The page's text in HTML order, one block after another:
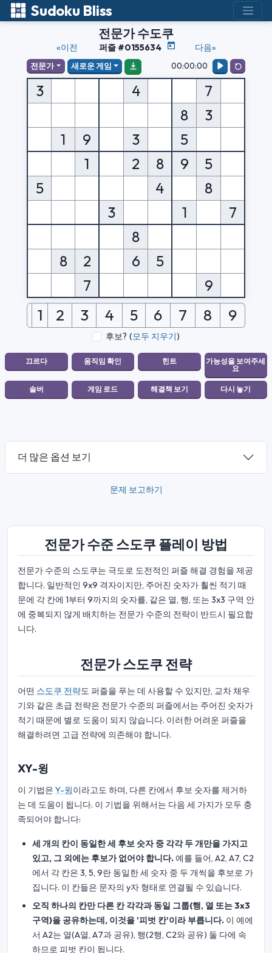
Sudoku Bliss
전문가 수도쿠
«이전 퍼즐 #0155634 다음»
전문가 새로운 게임 00:00:00
3 4
7
8
3
1
9 3
5
1
2 8 9
5
5
4
8
3
1
7
8
8
2 6
5
7
9
1 2 3 4 5 6 7 8 9
후보? (모두 지우기)
더 많은 옵션 보기
문제 보고하기
전문가 수준 스도쿠 플레이 방법
전문가 수준의 스도쿠는 극도로 도전적인 퍼즐 해결 경험을 제공
합니다. 일반적인 9x9 격자이지만, 주어진 숫자가 훨씬 적기 때
문에 각 칸에 1부터 9까지의 숫자를, 같은 열, 행, 또는 3x3 구역 안
에 중복되지 않게 배치하는 전문가 수준의 전략이 반드시 필요합
니다.
전문가 스도쿠 전략
어떤 스도쿠 전략도 퍼즐을 푸는 데 사용할 수 있지만, 교차 채우
기와 같은 초급 전략은 전문가 수준의 퍼즐에서는 주어진 숫자가
적기 때문에 별로 도움이 되지 않습니다. 이러한 어려운 퍼즐을
해결하려면 고급 전략에 의존해야 합니다.
XY-윙
이 기법은 Y-윙이라고도 하며, 다른 칸에서 후보 숫자를 제거하
는 데 도움이 됩니다. 이 기법을 위해서는 다음 세 가지가 모두 충
족되어야 합니다:
세 개의 칸이 동일한 세 후보 숫자 중 각각 두 개만을 가지고
있고, 그 외에는 후보가 없어야 합니다.예를 들어, A2, A7, C2
에서 각 칸은 3, 5, 9란 동일한 세 숫자 중 두 개씩을 후보로 가
집니다. 이 칸들은 문자의 y자 형태로 연결될 수 있습니다.
오직 하나의 칸만 다른 칸 각각과 동일 그룹(행, 열 또는 3x3
구역)을 공유하는데, 이것을 '피벗 칸'이라 부릅니다. 이 예에
서 A2는 열(A열, A7과 공유), 행(2행, C2와 공유) 둘 다에 속
하므로 피벗 칸이 됩니다.